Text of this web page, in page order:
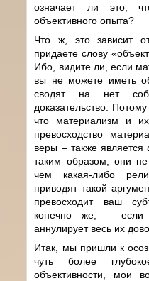
означает ли это,
объективного опыта?
Что ж, это зависит
придаете слову
Ибо, видите ли, если
вы не можете иметь
сводят на нет
доказательство. Потому
что материализм и
превосходство
веры – также является
таким образом, они
чем какая-либо
приводят такой
превосходит ваш
конечно же, –
аннулирует весь их
Итак, мы пришли к
чуть более
объективности, мои